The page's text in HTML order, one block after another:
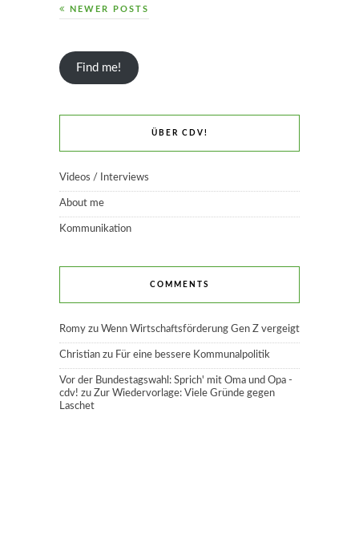
NEWER POSTS
Find me!
ÜBER CDV!
Videos / Interviews
About me
Kommunikation
COMMENTS
Romy zu Wenn Wirtschaftsförderung Gen Z vergeigt
Christian zu Für eine bessere Kommunalpolitik
Vor der Bundestagswahl: Sprich' mit Oma und Opa -
cdv! zu Zur Wiedervorlage: Viele Gründe gegen
Laschet